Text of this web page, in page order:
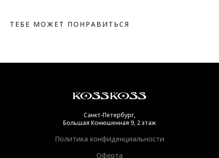
ТЕБЕ МОЖЕТ ПОНРАВИТЬСЯ
Санкт-Петербург,
Большая Конюшенная 9, 2 этаж
Политика конфиденциальности
Оферта